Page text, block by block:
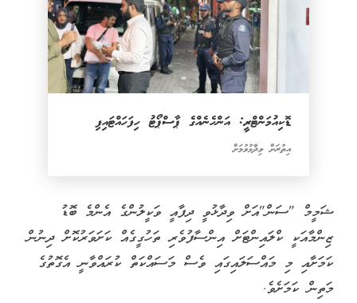
ޑޮކިއުމަންޓްރީ: އަންހެނެއްގެ ޕާސްޕޯޓު ހިފަހައްޓައިފި
އިތުރަށް ވިދާޅުވުމަށް
ޝަމީމް "ސަން"އަށް ވިދާޅުވީ ދިފާއީ ވަކީލުންގެ އެންމެ ބޮޑު
ޒިންމާއަކީ ކްލައިންޓަށް އިންސާފުވެރި ތަހުގީގެއް ކަށަވަރުކޮށް ދިނުން
ކަމަށާއި މި މައްސަލައިގައި ވެސް މަސައްކަތް ކުރައްވާނީ އެގޮތުގެ
މަތިން ކަމަށެވެ.